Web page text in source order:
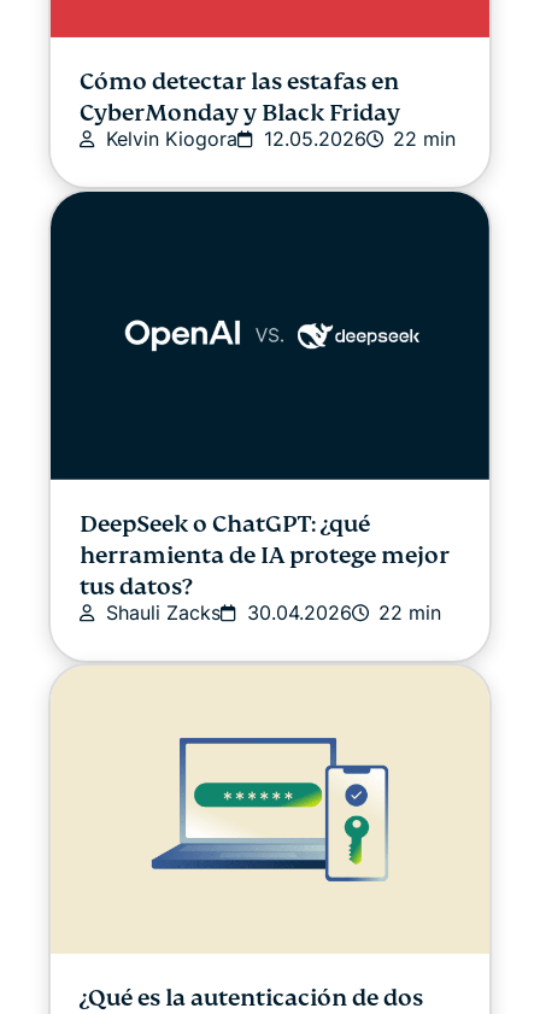
Streaming
Trucos y consejos
Video
Cómo detectar las estafas en
CyberMonday y Black Friday
Kelvin Kiogora 12.05.2026 22 min
DeepSeek o ChatGPT: ¿qué
herramienta de IA protege mejor
tus datos?
Shauli Zacks 30.04.2026 22 min
¿Qué es la autenticación de dos